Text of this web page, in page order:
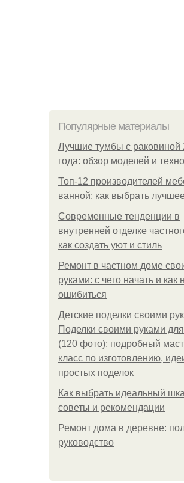
Популярные материалы
Лучшие тумбы с раковиной
года: обзор моделей и
Топ-12 производителей
ванной: как выбрать лучшее
Современные тенденции в
внутренней отделке
как создать уют и стиль
Ремонт в частном доме
руками: с чего начать и как
ошибиться
Детские поделки своими
Поделки своими руками
(120 фото): подробный
класс по изготовлению,
простых поделок
Как выбрать идеальный
советы и рекомендации
Ремонт дома в деревне:
руководство